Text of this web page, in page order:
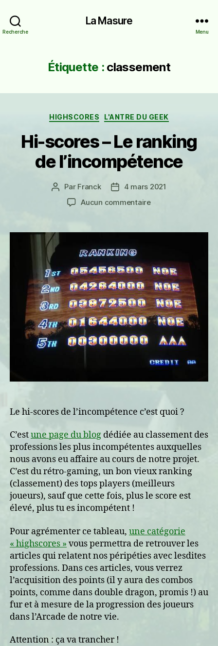
Recherche
La Masure
Menu
Étiquette : classement
Catégories
HIGHSCORES L'ANTRE DU GEEK
Hi-scores – Le ranking
de l’incompétence
Auteur
l’article
Par Franck
Date4 mars 2021
Aucun commentairesur
–
de
l’incompétence
Le hi-scores de l’incompétence c’est quoi ?
C’estune page du blog dédiée au classement des
professions les plus incompétentes auxquelles
nous avons eu affaire au cours de notre projet.
C’est du rétro-gaming, un bon vieux ranking
(classement) des tops players (meilleurs
joueurs), sauf que cette fois, plus le score est
élevé, plus tu es incompétent !
Pour agrémenter ce tableau, une catégorie
« highscores » vous permettra de retrouver les
articles qui relatent nos péripéties avec lesdites
professions. Dans ces articles, vous verrez
l’acquisition des points (il y aura des combos
points, comme dans double dragon, promis !) au
fur et à mesure de la progression des joueurs
dans l’Arcade de notre vie.
Attention : ça va trancher !